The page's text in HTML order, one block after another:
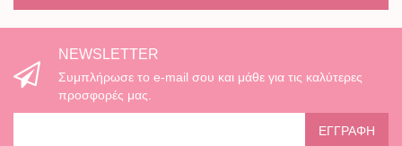
NEWSLETTER
Συμπλήρωσε το e-mail σου και μάθε για τις καλύτερες
προσφορές μας.
ΕΓΓΡΑΦΉ